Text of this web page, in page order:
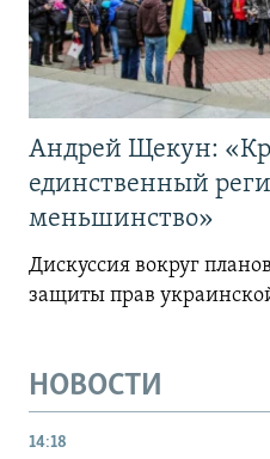
Андрей Щекун:
единственный
меньшинство»
Дискуссия вокруг
защиты прав
НОВОСТИ
14:18